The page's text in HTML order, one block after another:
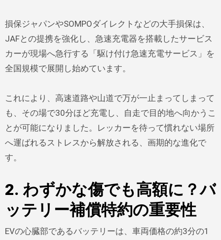
損保ジャパンやSOMPOダイレクトなどの大手損保は、
JAFとの提携を強化し、急速充電器を搭載したサービス
カーが現場へ急行する「駆け付け急速充電サービス」を
全国規模で展開し始めています。
これにより、高速道路や山道で万が一止まってしまって
も、その場で30分ほど充電し、自走で目的地へ向かうこ
とが可能になりました。レッカーを待って慣れない場所
へ運ばれるストレスから解放される、画期的な進化で
す。
2. わずかな傷でも高額に？バ
ッテリー補償特約の重要性
EVの心臓部であるバッテリーは、車両価格の約3分の1